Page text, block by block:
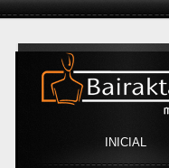
INICIAL